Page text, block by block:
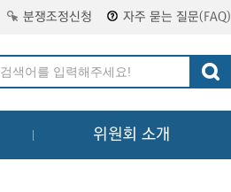
분쟁조정신청 자주 묻는 질문(FAQ)
위원회 소개